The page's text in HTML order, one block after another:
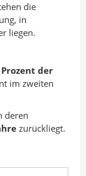
die
in
liegen.
der
im zweiten
deren
zurückliegt.